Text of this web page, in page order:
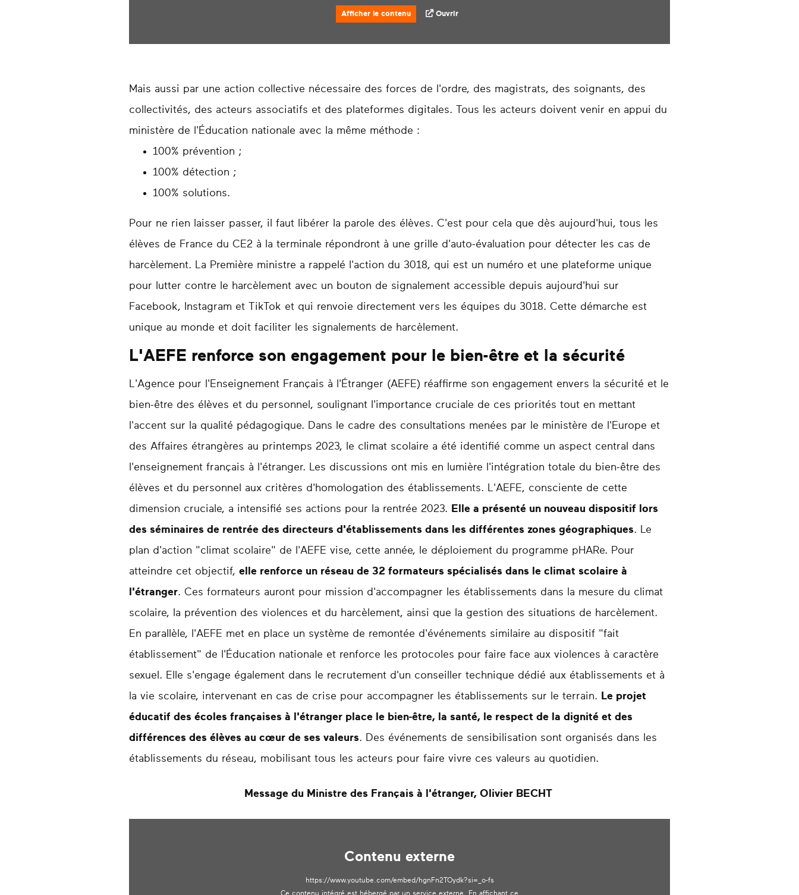
Afficher le contenu Ouvrir
Mais aussi par une action collective nécessaire des forces de l'ordre, des magistrats, des soignants, des
collectivités, des acteurs associatifs et des plateformes digitales. Tous les acteurs doivent venir en appui du
ministère de l'Éducation nationale avec la même méthode :
100% prévention ;
100% détection ;
100% solutions.
Pour ne rien laisser passer, il faut libérer la parole des élèves. C'est pour cela que dès aujourd'hui, tous les
élèves de France du CE2 à la terminale répondront à une grille d'auto-évaluation pour détecter les cas de
harcèlement. La Première ministre a rappelé l'action du 3018, qui est un numéro et une plateforme unique
pour lutter contre le harcèlement avec un bouton de signalement accessible depuis aujourd'hui sur
Facebook, Instagram et TikTok et qui renvoie directement vers les équipes du 3018. Cette démarche est
unique au monde et doit faciliter les signalements de harcèlement.
L'AEFE renforce son engagement pour le bien-être et la sécurité
L'Agence pour l'Enseignement Français à l'Étranger (AEFE) réaffirme son engagement envers la sécurité et le
bien-être des élèves et du personnel, soulignant l'importance cruciale de ces priorités tout en mettant
l'accent sur la qualité pédagogique. Dans le cadre des consultations menées par le ministère de l'Europe et
des Affaires étrangères au printemps 2023, le climat scolaire a été identifié comme un aspect central dans
l'enseignement français à l'étranger. Les discussions ont mis en lumière l'intégration totale du bien-être des
élèves et du personnel aux critères d'homologation des établissements. L'AEFE, consciente de cette
dimension cruciale, a intensifié ses actions pour la rentrée 2023.
Elle a présenté un nouveau dispositif lors
des séminaires de rentrée des directeurs d'établissements dans les différentes zones géographiques. Le
plan d'action "climat scolaire" de l'AEFE vise, cette année, le déploiement du programme pHARe. Pour
atteindre cet objectif, elle renforce un réseau de 32 formateurs spécialisés dans le climat scolaire à
l'étranger. Ces formateurs auront pour mission d'accompagner les établissements dans la mesure du climat
scolaire, la prévention des violences et du harcèlement, ainsi que la gestion des situations de harcèlement.
En parallèle, l'AEFE met en place un système de remontée d'événements similaire au dispositif "fait
établissement" de l'Éducation nationale et renforce les protocoles pour faire face aux violences à caractère
sexuel. Elle s'engage également dans le recrutement d'un conseiller technique dédié aux établissements et à
la vie scolaire, intervenant en cas de crise pour accompagner les établissements sur le terrain.
Le projet
éducatif des écoles françaises à l'étranger place le bien-être, la santé, le respect de la dignité et des
différences des élèves au cœur de ses valeurs. Des événements de sensibilisation sont organisés dans les
établissements du réseau, mobilisant tous les acteurs pour faire vivre ces valeurs au quotidien.
Message du Ministre des Français à l'étranger, Olivier BECHT
Contenu externe
https://www.youtube.com/embed/hgnFn2TOydk?si=_o-fs
Ce contenu intégré est hébergé par un service externe. En affichant ce